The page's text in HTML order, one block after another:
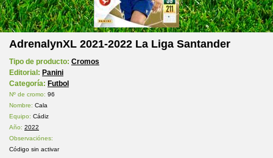
AdrenalynXL 2021-2022 La Liga Santander
Tipo de producto: Cromos
Editorial: Panini
Categoría: Futbol
Nº de cromo: 96
Nombre: Cala
Equipo: Cádiz
Año: 2022
Observaciónes:
Código sin activar